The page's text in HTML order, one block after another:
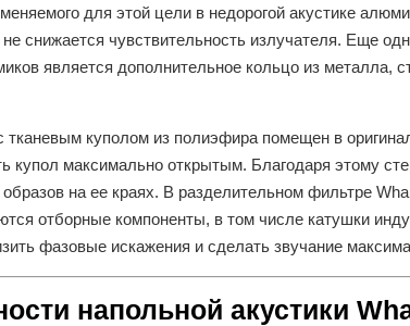
для этой цели в недорогой акустике
не снижается чувствительность излучателя. Еще
является дополнительное кольцо из металла,
тканевым куполом из полиэфира помещен в
купол максимально открытым. Благодаря этому
на ее краях. В разделительном фильтре
отборные компоненты, в том числе катушки
фазовые искажения и сделать звучание
напольной акустики